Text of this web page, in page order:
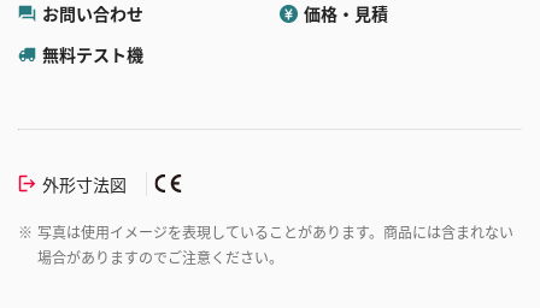
お問い合わせ
価格・見積
無料テスト機
外形寸法図
※ 写真は使用イメージを表現していることがあります。商品には含まれない
場合がありますのでご注意ください。